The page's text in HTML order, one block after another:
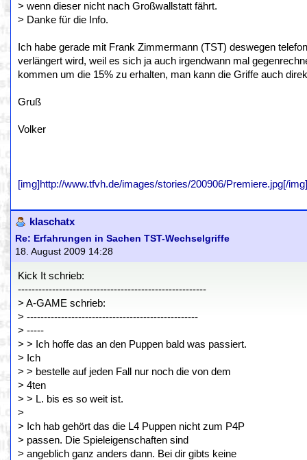
> wenn dieser nicht nach Großwallstatt fährt.
> Danke für die Info.
Ich habe gerade mit Frank Zimmermann (TST) deswegen
verlängert wird, weil es sich ja auch irgendwann mal
kommen um die 15% zu erhalten, man kann die Griffe auch
Gruß
Volker
[img]http://www.tfvh.de/images/stories/200906/Premiere.jpg[/img]
klaschatx
Re: Erfahrungen in Sachen TST-Wechselgriffe
18. August 2009 14:28
Kick It schrieb:
-------------------------------------------------------
> A-GAME schrieb:
> --------------------------------------------------
> -----
> > Ich hoffe das an den Puppen bald was passiert.
> Ich
> > bestelle auf jeden Fall nur noch die von dem
> 4ten
> > L. bis es so weit ist.
>
> Ich hab gehört das die L4 Puppen nicht zum P4P
> passen. Die Spieleigenschaften sind
> angeblich ganz anders dann. Bei dir gibts keine